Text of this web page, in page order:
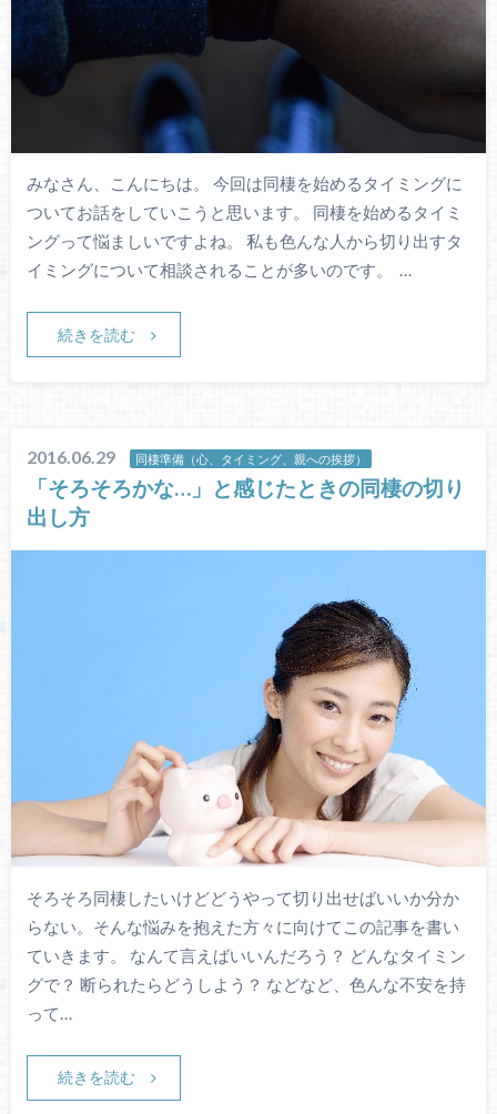
みなさん、こんにちは。 今回は同棲を始めるタイミングに
ついてお話をしていこうと思います。 同棲を始めるタイミ
ングって悩ましいですよね。 私も色んな人から切り出すタ
イミングについて相談されることが多いのです。 …
続きを読む
2016.06.29 同棲準備（心、タイミング、親への挨拶）
「そろそろかな…」と感じたときの同棲の切り
出し方
そろそろ同棲したいけどどうやって切り出せばいいか分か
らない。そんな悩みを抱えた方々に向けてこの記事を書い
ていきます。 なんて言えばいいんだろう？ どんなタイミン
グで？ 断られたらどうしよう？ などなど、色んな不安を持
って…
続きを読む